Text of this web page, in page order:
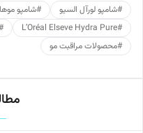
#شامپو لورآل السیو #شامپو
#
L’Oréal Elseve Hydra Pure
#محصولات مراقبت مو